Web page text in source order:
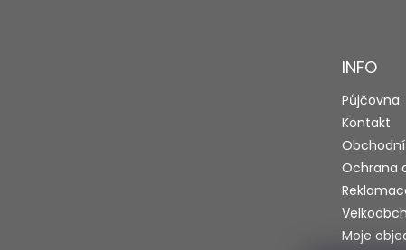
INFO
Půjčovna
Kontakt
Ochrana
Moje